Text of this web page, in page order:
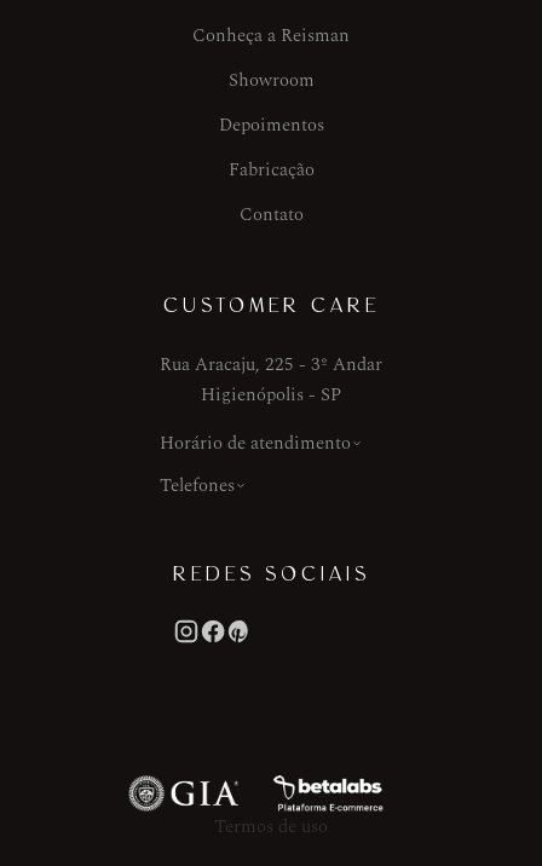
Conheça a Reisman
Showroom
Depoimentos
Fabricação
Contato
CUSTOMER CARE
Rua Aracaju, 225 - 3º Andar
Higienópolis - SP
Horário de atendimento
Telefones
REDES SOCIAIS
Termos de uso